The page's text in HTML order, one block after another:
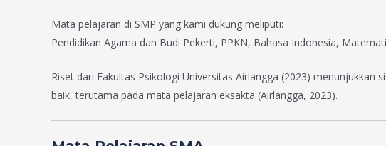
Mata pelajaran di SMP yang kami dukung meliputi:
Pendidikan Agama dan Budi Pekerti, PPKN, Bahasa Indonesia,
Riset dari Fakultas Psikologi Universitas Airlangga (2023)
baik, terutama pada mata pelajaran eksakta (Airlangga, 2023).